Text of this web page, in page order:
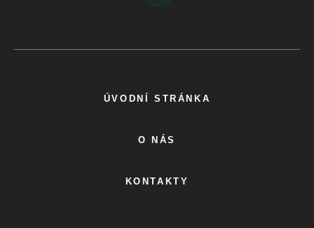
ÚVODNÍ STRÁNKA
O NÁS
KONTAKTY